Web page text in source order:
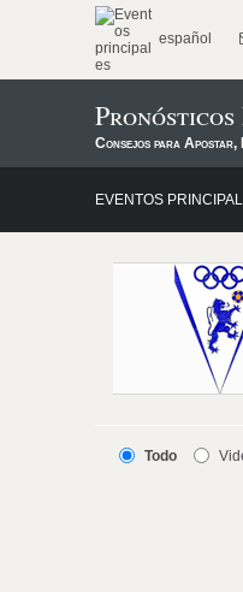
español
Consejos para Apostar,
EVENTOS
Todo